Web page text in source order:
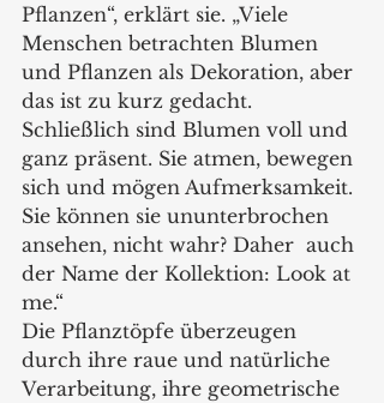
Pflanzen“, erklärt sie. „Viele
Menschen betrachten Blumen
und Pflanzen als Dekoration, aber
das ist zu kurz gedacht.
Schließlich sind Blumen voll und
ganz präsent. Sie atmen, bewegen
sich und mögen Aufmerksamkeit.
Sie können sie ununterbrochen
ansehen, nicht wahr? Daher  auch
der Name der Kollektion: Look at
me.“
Die Pflanztöpfe überzeugen
durch ihre raue und natürliche
Verarbeitung, ihre geometrische